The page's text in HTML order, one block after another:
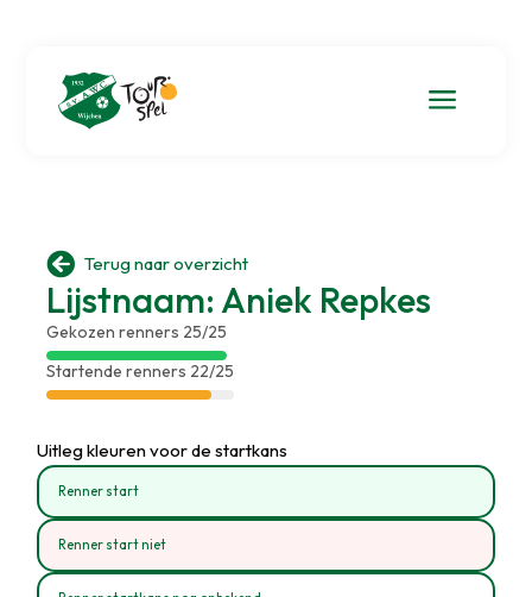
a
 Terug naar overzicht
Lijstnaam: Aniek Repkes
Gekozen renners 25/25
Startende renners 22/25
Uitleg kleuren voor de startkans
Renner start
Renner start niet